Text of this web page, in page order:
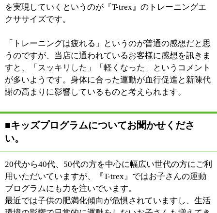
表示： PC | モバイル